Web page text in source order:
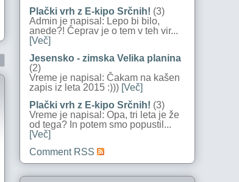
Plački vrh z E-kipo Srčnih! (3)
Admin je napisal: Lepo bi bilo,
anede?! Čeprav je o tem v teh vir...
[Več]
Jesensko - zimska Velika planina
(2)
Vreme je napisal: Čakam na kašen
zapis iz leta 2015 :))) [Več]
Plački vrh z E-kipo Srčnih! (3)
Vreme je napisal: Opa, tri leta je že
od tega? In potem smo popustil...
[Več]
Comment RSS